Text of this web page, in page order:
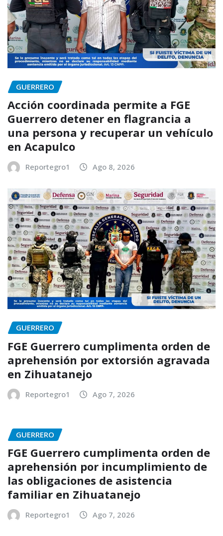
GUERRERO
Acción coordinada permite a FGE
Guerrero detener en flagrancia a
una persona y recuperar un vehículo
en Acapulco
Reportegro1 Ago 8, 2026
GUERRERO
FGE Guerrero cumplimenta orden de
aprehensión por extorsión agravada
en Zihuatanejo
Reportegro1 Ago 7, 2026
GUERRERO
FGE Guerrero cumplimenta orden de
aprehensión por incumplimiento de
las obligaciones de asistencia
familiar en Zihuatanejo
Reportegro1 Ago 7, 2026